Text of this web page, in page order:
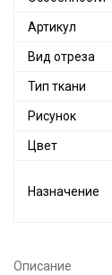
Артикул
Вид отреза
Тип ткани
Рисунок
Цвет
Назначение
Описание